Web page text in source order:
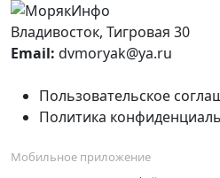
Владивосток, Тигровая 30
Email: dvmoryak@ya.ru
Пользовательское
Политика
Мобильное приложение